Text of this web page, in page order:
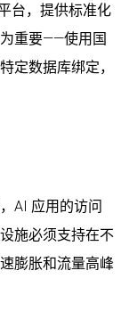
台，提供标准化
重要——使用国
定数据库绑定，
AI 应用的访问
施必须支持在不
膨胀和流量高峰